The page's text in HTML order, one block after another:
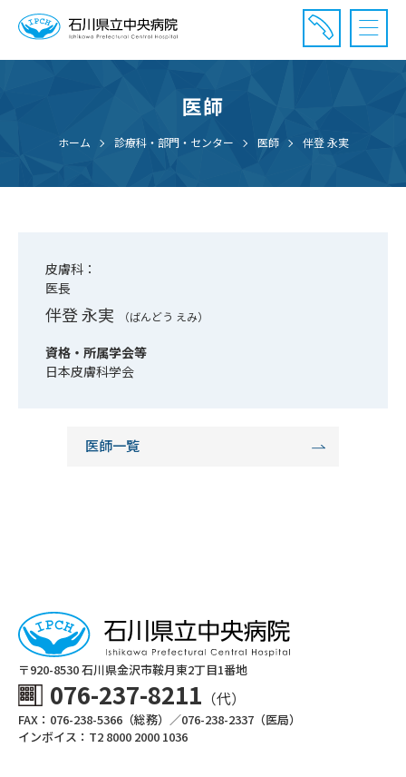
診療受付時間：午前8時20分〜午前11時20分まで
医師
ホーム 診療科・部門・センター 医師 伴登 永実
皮膚科：
医長
伴登 永実 （ばんどう えみ）
資格・所属学会等
日本皮膚科学会
医師一覧
〒920-8530 ⽯川県⾦沢市鞍⽉東2丁⽬1番地
076-237-8211 （代）
FAX：076-238-5366（総務）／076-238-2337（医局）
インボイス：T2 8000 2000 1036